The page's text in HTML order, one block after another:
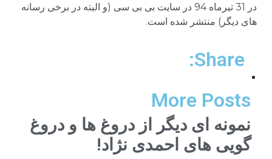
در 31 تیرماه 94 در سایت بی بی سی (و البته در برخی رسانه
های دیگر) منتشر شده است.
Share:
More Posts
نمونه ای دیگر از دروغ ها و دروغ
گویی های احمدی نژاد!